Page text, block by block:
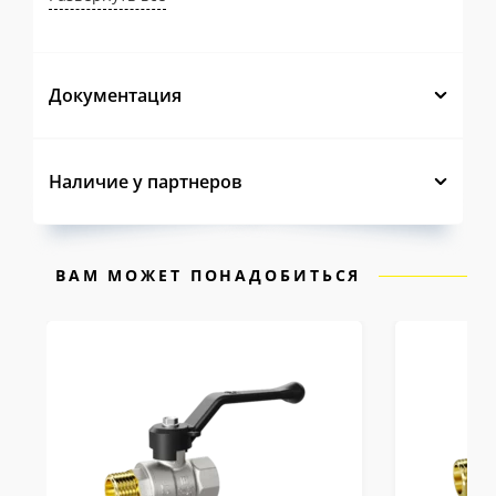
зонах максимальных нагрузок запас
нормативные требования, что
деформаций и разрушений.
сдвига при накручивании, сокращая
время монтажа и исключая перерасход
уплотнителя.
Документация
Наличие у партнеров
ВАМ МОЖЕТ ПОНАДОБИТЬСЯ